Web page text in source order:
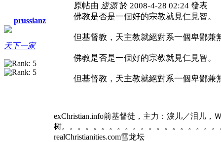
prussianz
天下一家
原帖由 逆源於 2008-4-28 02:24 發表
佛教是否是一個好的宗教就見仁見智。
但基督教，天主教就絕對系一個卑鄙兼
佛教是否是一個好的宗教就見仁見智。
但基督教，天主教就絕對系一個卑鄙兼
exChristian.info前基督徒，主力：淚儿／泪儿，
树。。。。。。。。。。。。。。。。。。。
realChristianities.com雪龙坛